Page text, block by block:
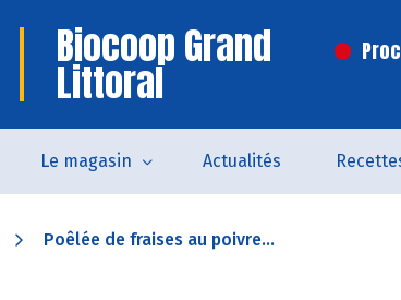
Biocoop Grand
Littoral
Le magasin Actualités
Poêlée de fraises au poivre...